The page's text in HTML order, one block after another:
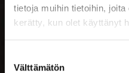
tietoja muihin tietoihin,
kerätty, kun olet käyttänyt
valinta
Välttämätön